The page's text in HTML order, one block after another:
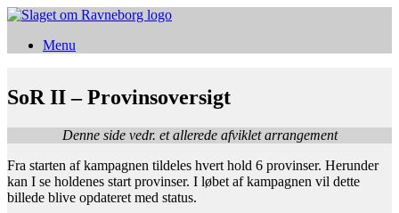
Gå
indholdMenu
SoR II – Provinsoversigt
Denne side vedr. et allerede afviklet arrangement
Fra starten af kampagnen tildeles hvert hold 6 provinser. Herunder
kan I se holdenes start provinser. I løbet af kampagnen vil dette
billede blive opdateret med status.